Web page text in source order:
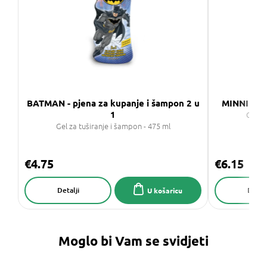
BATMAN - pjena za kupanje i šampon 2 u
1
Gel za tuširanje i šampon - 475 ml
€4.75
U košaricu
Detalji
MINNIE -
Gel
€6.15
Moglo bi Vam se svidjeti